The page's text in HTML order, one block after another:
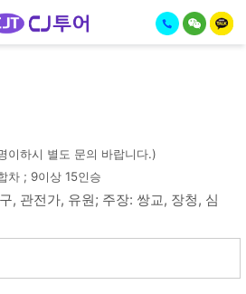
이하시 별도 문의 바랍니다.)
차 ; 9이상 15인승
, 관전가, 유원; 주장: 쌍교, 장청, 심